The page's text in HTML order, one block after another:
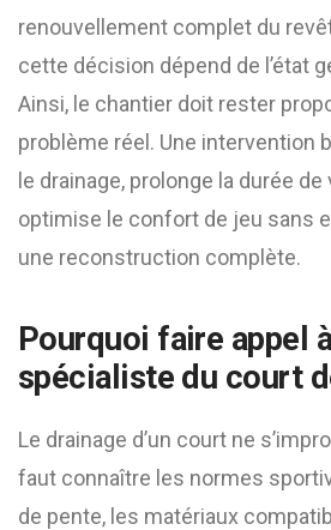
renouvellement complet du
cette décision dépend de l’état
Ainsi, le chantier doit rester
problème réel. Une intervention
le drainage, prolonge la durée
optimise le confort de jeu sans
une reconstruction complète.
Pourquoi faire appel
spécialiste du court
Le drainage d’un court ne
faut connaître les normes
de pente, les matériaux